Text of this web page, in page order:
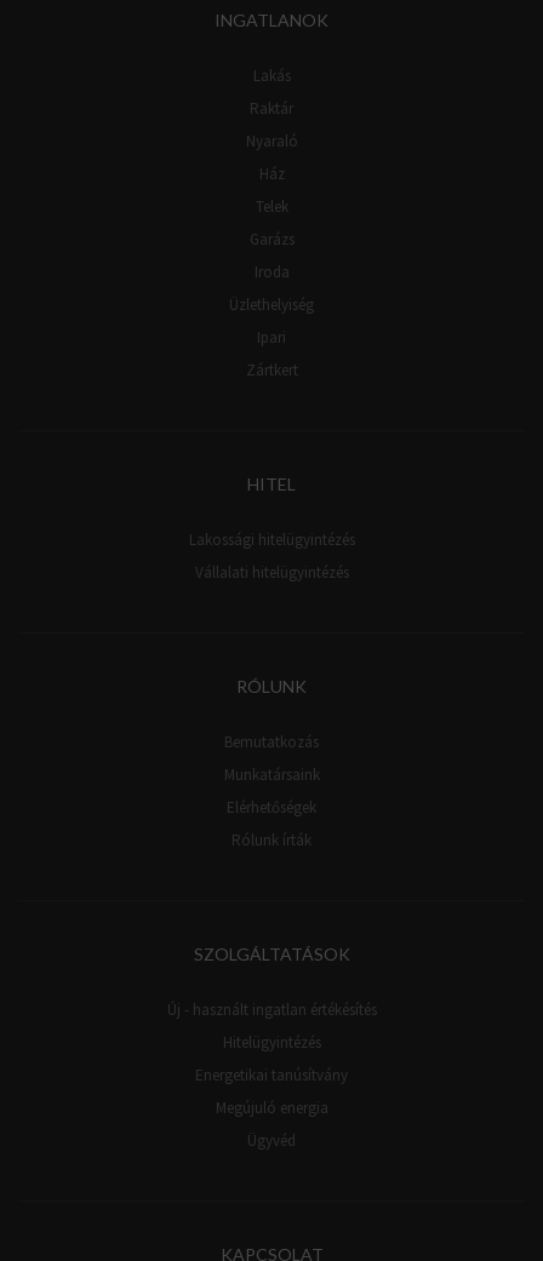
INGATLANOK
Lakás
Raktár
Nyaraló
Ház
Telek
Garázs
Iroda
Üzlethelyiség
Ipari
Zártkert
HITEL
Lakossági hitelügyintézés
Vállalati hitelügyintézés
RÓLUNK
Bemutatkozás
Munkatársaink
Elérhetőségek
Rólunk írták
SZOLGÁLTATÁSOK
Új - használt ingatlan értékésítés
Hitelügyintézés
Energetikai tanúsítvány
Megújuló energia
Ügyvéd
KAPCSOLAT